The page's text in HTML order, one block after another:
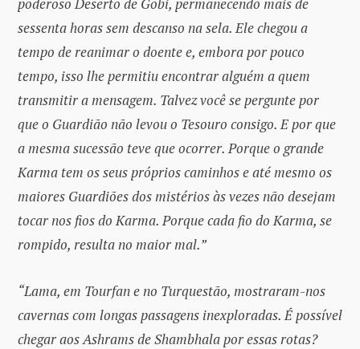
poderoso Deserto de Gobi, permanecendo mais de
sessenta horas sem descanso na sela. Ele chegou a
tempo de reanimar o doente e, embora por pouco
tempo, isso lhe permitiu encontrar alguém a quem
transmitir a mensagem. Talvez você se pergunte por
que o Guardião não levou o Tesouro consigo. E por que
a mesma sucessão teve que ocorrer. Porque o grande
Karma tem os seus próprios caminhos e até mesmo os
maiores Guardiões dos mistérios às vezes não desejam
tocar nos fios do Karma. Porque cada fio do Karma, se
rompido, resulta no maior mal.”
“Lama, em Tourfan e no Turquestão, mostraram-nos
cavernas com longas passagens inexploradas. É possível
chegar aos Ashrams de Shambhala por essas rotas?